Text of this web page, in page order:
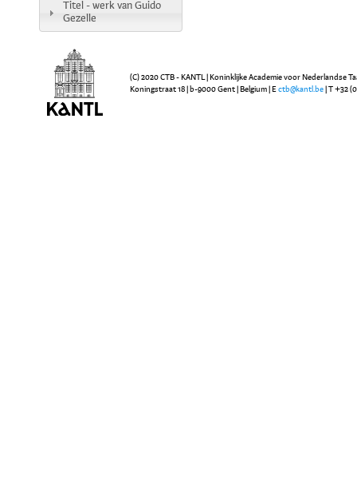
Titel - werk van Guido
Gezelle
(C) 2020 CTB - KANTL | Koninklijke Academie voor Nederlandse
Koningstraat 18 | b-9000 Gent | Belgium | E ctb@kantl.be | T +32